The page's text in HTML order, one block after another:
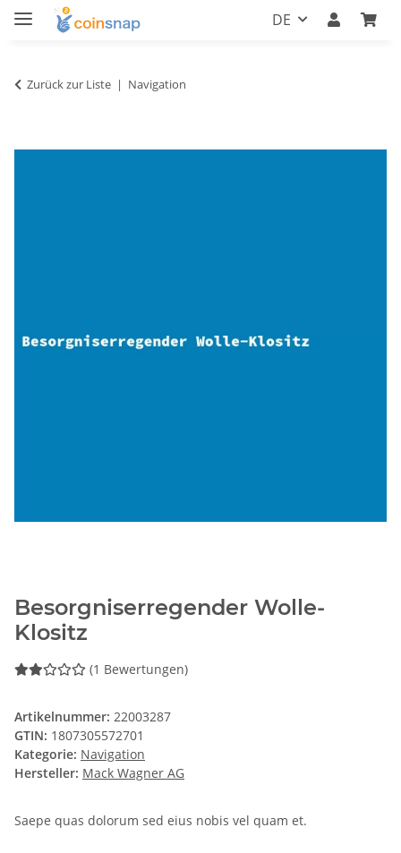
DE
Zurück zur Liste Navigation
Besorgniserregender Wolle-
Klositz
(1 Bewertungen)
Artikelnummer: 22003287
GTIN: 1807305572701
Kategorie: Navigation
Hersteller: Mack Wagner AG
Saepe quas dolorum sed eius nobis vel quam et.